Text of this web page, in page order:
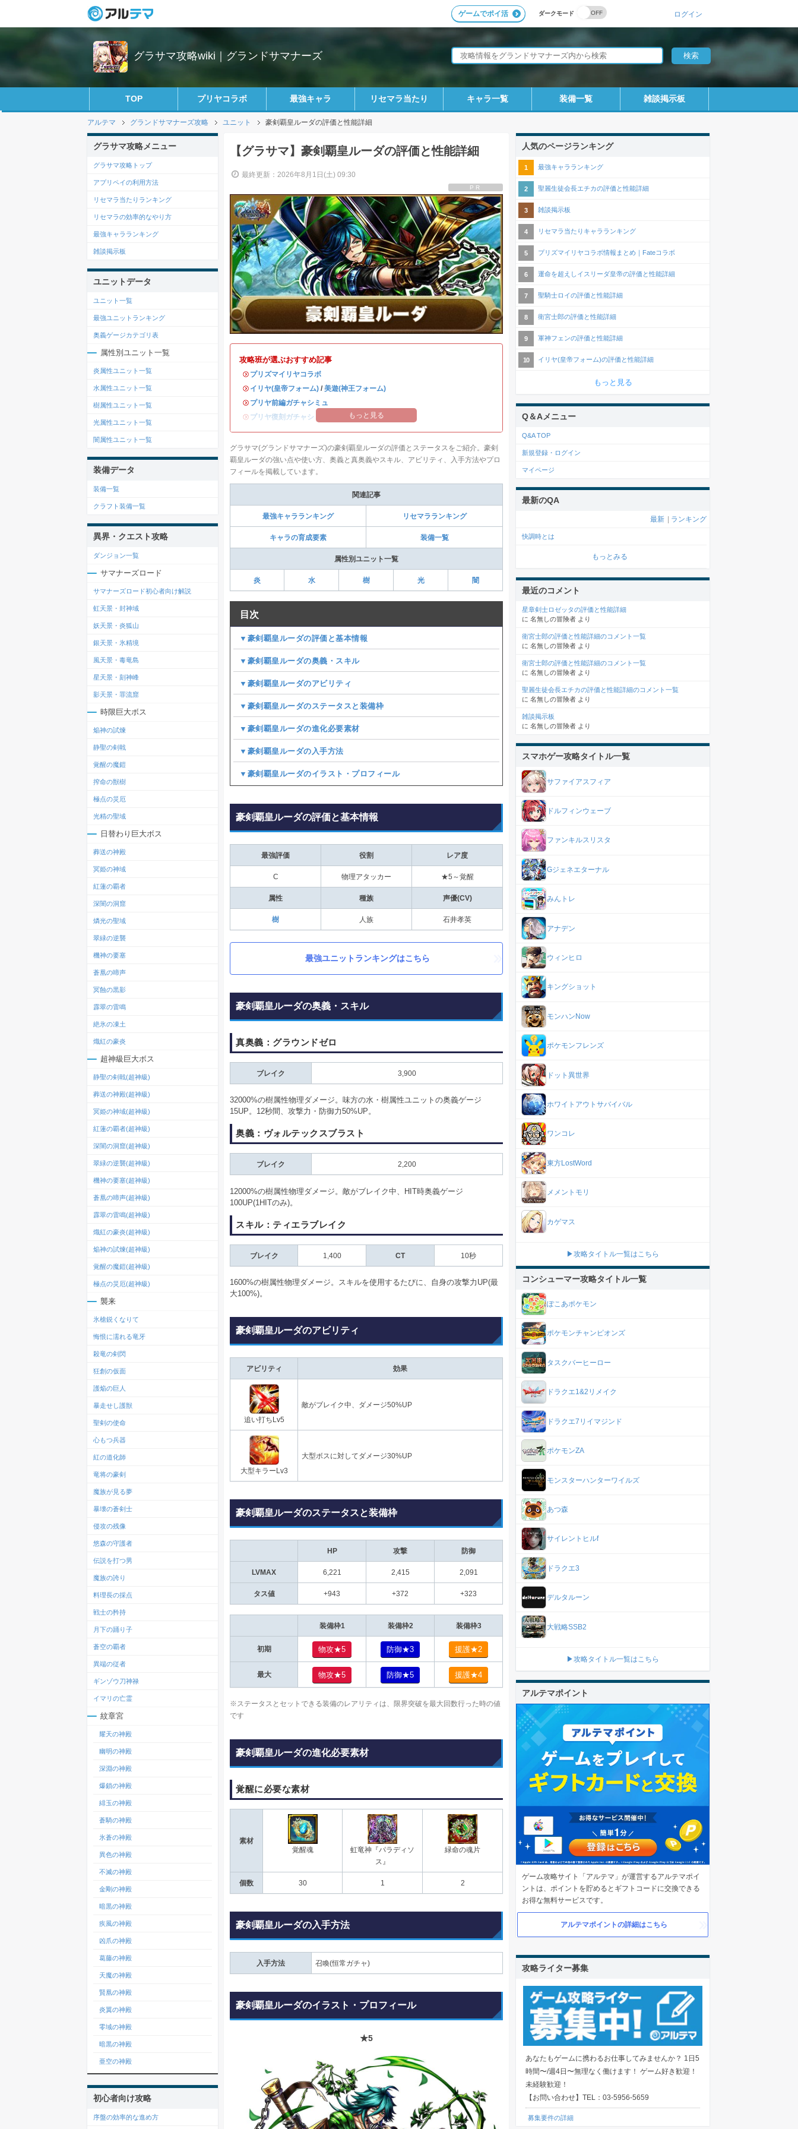
ダークモード
ゲームでポイ活 ログイン
グラサマ攻略wiki｜グランドサマナーズ
TOP プリヤコラボ 最強キャラ リセマラ当たり キャラ一覧 装備一覧 雑談掲示板
アルテマ グランドサマナーズ攻略 ユニット 豪剣覇皇ルーダの評価と性能詳細
【グラサマ】豪剣覇皇ルーダの評価と性能詳細
最終更新：2026年8月1日(土) 09:30
PR
攻略班が選ぶおすすめ記事
・ プリズマイリヤコラボ
・ イリヤ(皇帝フォーム) / 美遊(神王フォーム)
・ プリヤ前編ガチャシミュ
・ プリヤ復刻ガチャシミュ もっと見る
グラサマ(グランドサマナーズ)の豪剣覇皇ルーダの評価とステータスをご紹介。豪剣
覇皇ルーダの強い点や使い方、奥義と真奥義やスキル、アビリティ、入手方法やプロ
フィールを掲載しています。
関連記事
最強キャラランキング リセマラランキング
キャラの育成要素 装備一覧
属性別ユニット一覧
炎 水 樹 光 闇
目次
▼豪剣覇皇ルーダの評価と基本情報
▼豪剣覇皇ルーダの奥義・スキル
▼豪剣覇皇ルーダのアビリティ
▼豪剣覇皇ルーダのステータスと装備枠
▼豪剣覇皇ルーダの進化必要素材
▼豪剣覇皇ルーダの入手方法
▼豪剣覇皇ルーダのイラスト・プロフィール
豪剣覇皇ルーダの評価と基本情報
最強評価 役割 レア度
C 物理アタッカー ★5～覚醒
属性 種族 声優(CV)
樹 人族 石井孝英
最強ユニットランキングはこちら
豪剣覇皇ルーダの奥義・スキル
真奥義：グラウンドゼロ
ブレイク 3,900
32000%の樹属性物理ダメージ。味方の水・樹属性ユニットの奥義ゲージ
15UP。12秒間、攻撃力・防御力50%UP。
奥義：ヴォルテックスブラスト
ブレイク 2,200
12000%の樹属性物理ダメージ。敵がブレイク中、HIT時奥義ゲージ
100UP(1HITのみ)。
スキル：ティエラブレイク
ブレイク 1,400 CT 10秒
1600%の樹属性物理ダメージ。スキルを使用するたびに、自身の攻撃力UP(最
大100%)。
豪剣覇皇ルーダのアビリティ
アビリティ 効果
追い打ちLv5
敵がブレイク中、ダメージ50%UP
大型キラーLv3
大型ボスに対してダメージ30%UP
豪剣覇皇ルーダのステータスと装備枠
HP 攻撃 防御
LVMAX 6,221 2,415 2,091
タス値 +943 +372 +323
装備枠1 装備枠2 装備枠3
初期 物攻★5 防御★3 援護★2
最大 物攻★5 防御★5 援護★4
※ステータスとセットできる装備のレアリティは、限界突破を最大回数行った時の値
です
豪剣覇皇ルーダの進化必要素材
覚醒に必要な素材
素材
覚醒魂
虹竜神『パラディソ
ス』
緑命の魂片
個数 30 1 2
豪剣覇皇ルーダの入手方法
入手方法 召喚(恒常ガチャ)
豪剣覇皇ルーダのイラスト・プロフィール
★5 覚醒
グラサマ攻略メニュー
グラサマ攻略トップ
アプリペイの利用方法
リセマラ当たりランキング
リセマラの効率的なやり方
最強キャラランキング
雑談掲示板
ユニットデータ
ユニット一覧
最強ユニットランキング
奥義ゲージカテゴリ表
属性別ユニット一覧
炎属性ユニット一覧
水属性ユニット一覧
樹属性ユニット一覧
光属性ユニット一覧
闇属性ユニット一覧
装備データ
装備一覧
クラフト装備一覧
異界・クエスト攻略
ダンジョン一覧
サマナーズロード
サマナーズロード初心者向け解説
虹天景・封神域
妖天景・炎狐山
銀天景・氷精境
風天景・毒竜島
星天景・刻神峰
影天景・罪流窟
時限巨大ボス
焔神の試煉
静聖の剣戟
覚醒の魔鎧
搾命の獣樹
極点の災厄
光精の聖域
日替わり巨大ボス
葬送の神殿
冥姫の神域
紅蓮の覇者
深闇の洞窟
燐光の聖域
翠緑の逆襲
機神の要塞
蒼凰の啼声
冥蝕の黒影
霹翠の雷鳴
絶氷の凍土
熾紅の豪炎
超神級巨大ボス
静聖の剣戟(超神級)
葬送の神殿(超神級)
冥姫の神域(超神級)
紅蓮の覇者(超神級)
深闇の洞窟(超神級)
翠緑の逆襲(超神級)
機神の要塞(超神級)
蒼凰の啼声(超神級)
霹翠の雷鳴(超神級)
熾紅の豪炎(超神級)
焔神の試煉(超神級)
覚醒の魔鎧(超神級)
極点の災厄(超神級)
襲来
氷槍鋭くなりて
悔恨に濡れる竜牙
殺竜の剣閃
狂創の仮面
護焔の巨人
暴走せし護獣
聖剣の使命
心もつ兵器
紅の道化師
竜将の豪剣
魔族が見る夢
暴壊の蒼剣士
侵攻の残像
悠森の守護者
伝説を打つ男
魔族の誇り
料理長の採点
戦士の矜持
月下の踊り子
蒼空の覇者
異端の従者
ギンゾウ刀神禄
イマリの亡霊
紋章宮
耀天の神殿
幽明の神殿
深淵の神殿
爆鎖の神殿
緋玉の神殿
蒼騎の神殿
氷蒼の神殿
異色の神殿
不滅の神殿
金剛の神殿
暗黒の神殿
疾風の神殿
凶爪の神殿
葛藤の神殿
天魔の神殿
賢凰の神殿
炎翼の神殿
零域の神殿
暗黒の神殿
亜空の神殿
初心者向け攻略
序盤の効率的な進め方
人気のページランキング
最強キャラランキング
聖麗生徒会長エチカの評価と性能詳細
雑談掲示板
リセマラ当たりキャラランキング
プリズマイリヤコラボ情報まとめ｜Fateコラボ
運命を超えしイスリーダ皇帝の評価と性能詳細
聖騎士ロイの評価と性能詳細
衛宮士郎の評価と性能詳細
軍神フェンの評価と性能詳細
イリヤ(皇帝フォーム)の評価と性能詳細
もっと見る
Q＆Aメニュー
Q&A TOP
新規登録・ログイン
マイページ
最新のQA
最新 ランキング
快調時とは
もっとみる
最近のコメント
星章剣士ロゼッタの評価と性能詳細
に 名無しの冒険者 より
衛宮士郎の評価と性能詳細のコメント一覧
に 名無しの冒険者 より
衛宮士郎の評価と性能詳細のコメント一覧
に 名無しの冒険者 より
聖麗生徒会長エチカの評価と性能詳細のコメント一覧
に 名無しの冒険者 より
雑談掲示板
に 名無しの冒険者 より
スマホゲー攻略タイトル一覧
サファイアスフィア
ドルフィンウェーブ
ファンキルスリスタ
Gジェネエターナル
みんトレ
アナデン
ウィンヒロ
キングショット
モンハンNow
ポケモンフレンズ
ドット異世界
ホワイトアウトサバイバル
ワンコレ
東方LostWord
メメントモリ
カゲマス
▶攻略タイトル一覧はこちら
コンシューマー攻略タイトル一覧
ぽこあポケモン
ポケモンチャンピオンズ
タスクバーヒーロー
ドラクエ1&2リメイク
ドラクエ7リイマジンド
ポケモンZA
モンスターハンターワイルズ
あつ森
サイレントヒルf
ドラクエ3
デルタルーン
大戦略SSB2
▶攻略タイトル一覧はこちら
アルテマポイント
ゲーム攻略サイト「アルテマ」が運営するアルテマポイ
ントは、ポイントを貯めるとギフトコードに交換できる
お得な無料サービスです。
アルテマポイントの詳細はこちら
攻略ライター募集
あなたもゲームに携わるお仕事してみませんか？ 1日5
時間〜/週4日〜無理なく働けます！ ゲーム好き歓迎！
未経験歓迎！
【お問い合わせ】TEL：03-5956-5659
募集要件の詳細